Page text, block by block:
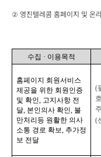
② 영진텔레콤 홈페이지 및 온
수집 · 이용목적
홈페이지 회원서비스
제공을 위한 회원인증
및 확인, 고지사항 전
달, 본인의사 확인, 불
만처리등 원활한 의사
소통 경로 확보, 추가정
보 전달
(
호
(